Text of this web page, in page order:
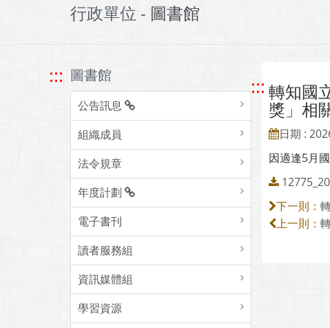
行政單位 - 圖書館
::: 圖書館
公告訊息
組織成員
法令規章
年度計劃
電子書刊
讀者服務組
資訊媒體組
學習資源
::: 轉知國
獎」相
日期 :
因適逢5月
下一則：
上一則：